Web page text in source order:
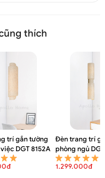
thích
trí gắn tường
DGT 8152A
Đèn trang trí
phòng ngủ
1.299.000đ